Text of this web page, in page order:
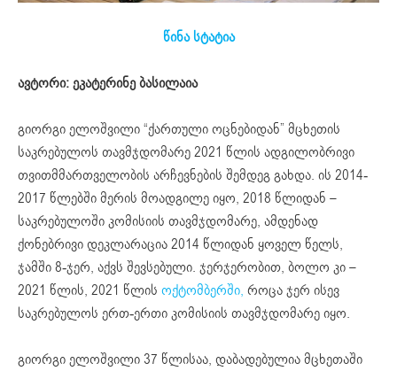
წინა სტატია
ავტორი: ეკატერინე ბასილაია
გიორგი ელოშვილი “ქართული ოცნებიდან” მცხეთის
საკრებულოს თავმჯდომარე 2021 წლის ადგილობრივი
თვითმმართველობის არჩევნების შემდეგ გახდა. ის 2014-
2017 წლებში მერის მოადგილე იყო, 2018 წლიდან –
საკრებულოში კომისიის თავმჯდომარე, ამდენად
ქონებრივი დეკლარაცია 2014 წლიდან ყოველ წელს,
ჯამში 8-ჯერ, აქვს შევსებული. ჯერჯერობით, ბოლო კი –
2021 წლის, 2021 წლის ოქტომბერში, როცა ჯერ ისევ
საკრებულოს ერთ-ერთი კომისიის თავმჯდომარე იყო.
გიორგი ელოშვილი 37 წლისაა, დაბადებულია მცხეთაში